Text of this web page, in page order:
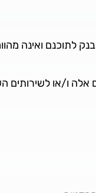
ואינה
אלה ו/או לשירותים